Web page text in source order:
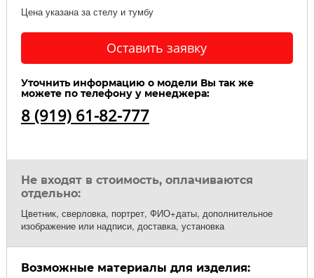
Цена указана за стелу и тумбу
Оставить заявку
Уточнить информацию о модели Вы так же
можете по телефону у менеджера:
8 (919) 61-82-777
Не входят в стоимость, оплачиваются
отдельно:
Цветник, сверловка, портрет, ФИО+даты, дополнительное
изображение или надписи, доставка, установка
Возможные материалы для изделия: